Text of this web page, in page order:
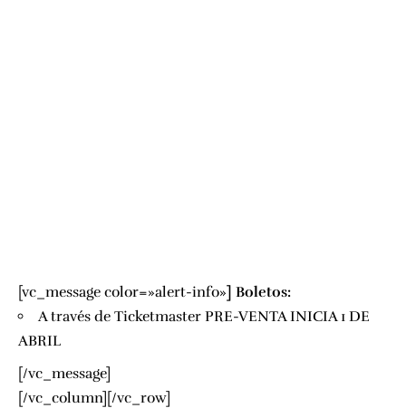
[vc_message color=»alert-info»] Boletos:
A través de Ticketmaster PRE-VENTA INICIA 1 DE
ABRIL
[/vc_message]
[/vc_column][/vc_row]